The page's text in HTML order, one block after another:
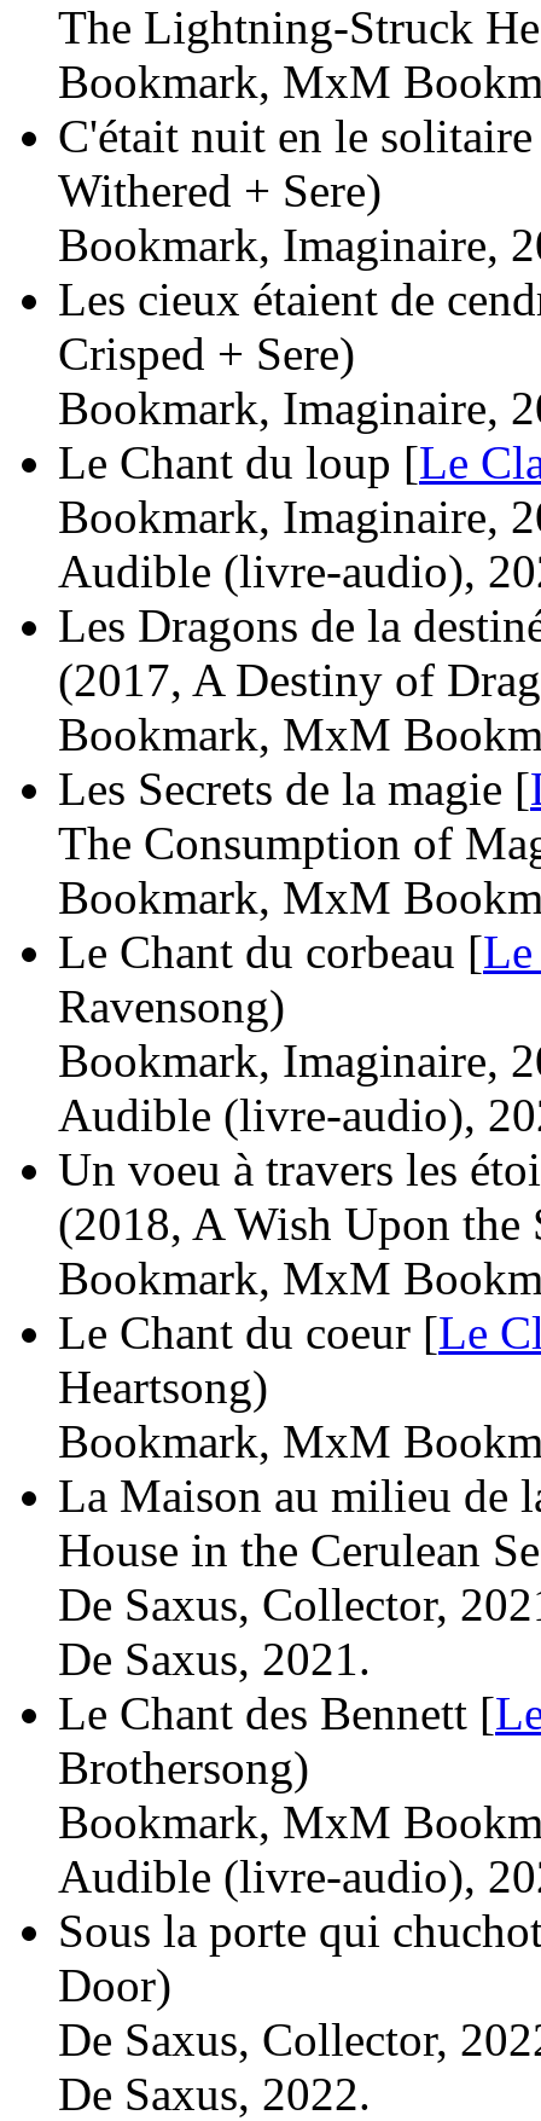
The Lightning-Struck
Bookmark, MxM
C'était nuit en le
Withered + Sere)
Bookmark, Imaginaire,
Les cieux étaient de
Crisped + Sere)
Bookmark, Imaginaire,
Le Chant du loup [Le
Bookmark, Imaginaire,
Audible (livre-audio),
Les Dragons de la
(2017, A Destiny of
Bookmark, MxM
Les Secrets de la magie [
The Consumption of
Bookmark, MxM
Le Chant du corbeau [
Ravensong)
Bookmark, Imaginaire,
Audible (livre-audio),
Un voeu à travers les
(2018, A Wish Upon the
Bookmark, MxM
Le Chant du coeur [Le
Heartsong)
Bookmark, MxM
La Maison au milieu de
House in the Cerulean
De Saxus, Collector,
De Saxus, 2021.
Le Chant des Bennett [
Brothersong)
Bookmark, MxM
Audible (livre-audio),
Sous la porte qui
Door)
De Saxus, Collector,
De Saxus, 2022.